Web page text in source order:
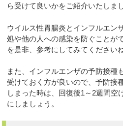
ら受けて良いかをご紹介いたしま
ウイルス性胃腸炎とインフルエン
処や他の人への感染を防ぐことが
を是非、参考にしてみてくださいね
また、インフルエンザの予防接種
受けておく方が良いので、予防接
しまった時は、回復後1～2週間空
にしましょう。